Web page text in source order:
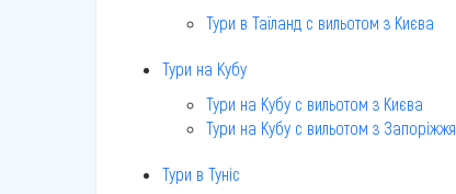
Тури в Таїланд c вильотом з Києва
Тури на Кубу
Тури на Кубу c вильотом з Києва
Тури на Кубу c вильотом з Запоріжжя
Тури в Туніс